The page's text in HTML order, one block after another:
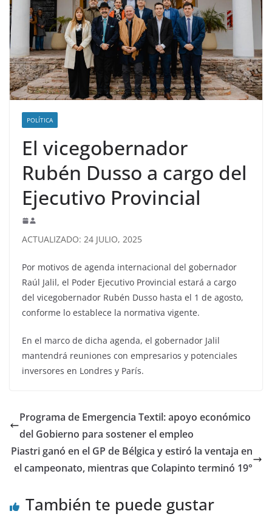
POLÍTICA
El vicegobernador
Rubén Dusso a cargo del
Ejecutivo Provincial
ACTUALIZADO: 24 JULIO, 2025
Por motivos de agenda internacional del gobernador
Raúl Jalil, el Poder Ejecutivo Provincial estará a cargo
del vicegobernador Rubén Dusso hasta el 1 de agosto,
conforme lo establece la normativa vigente.
En el marco de dicha agenda, el gobernador Jalil
mantendrá reuniones con empresarios y potenciales
inversores en Londres y París.
Programa de Emergencia Textil: apoyo económico
del Gobierno para sostener el empleo
Piastri ganó en el GP de Bélgica y estiró la ventaja en
el campeonato, mientras que Colapinto terminó 19°
También te puede gustar